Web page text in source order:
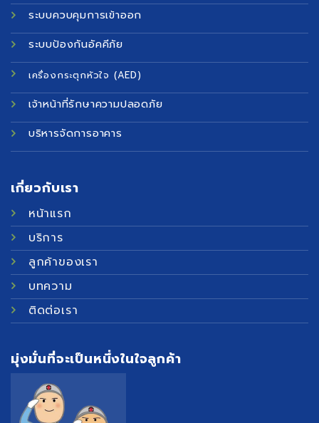
ระบบควบคุมการเข้าออก
ระบบป้องกันอัคคีภัย
เครื่องกระตุกหัวใจ (AED)
เจ้าหน้าที่รักษาความปลอดภัย
บริหารจัดการอาคาร
เกี่ยวกับเรา
หน้าแรก
บริการ
ลูกค้าของเรา
บทความ
ติดต่อเรา
มุ่งมั่นที่จะเป็นหนึ่งในใจลูกค้า